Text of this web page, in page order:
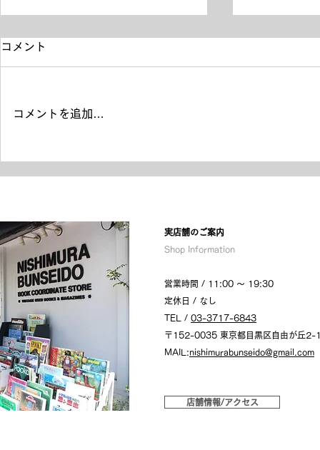
2024年3月9日(土)「ウド様
自由が丘は
コメント
コメントを追加…
​実店舗のご案内
Shop Information
営業時間 / 11:00 〜 19:30
定休日 / なし
TEL / 03-3717-6843
〒152-0035 東京都目黒区自由が丘
MAIL:nishimurabunseido@gmail.com
店舗情報/アクセス